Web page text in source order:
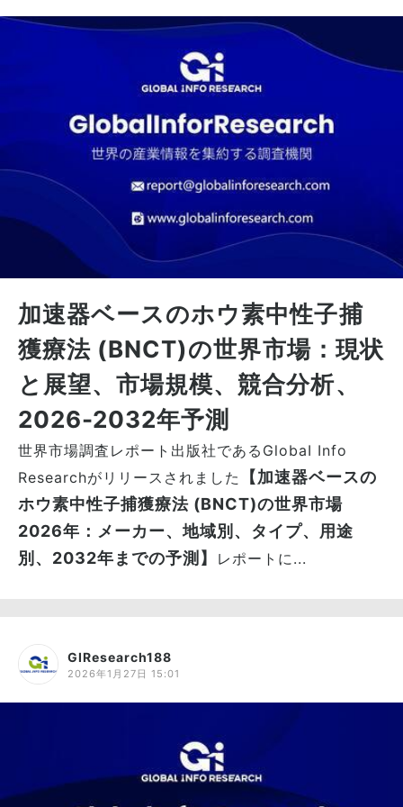
加速器ベースのホウ素中性子捕
獲療法 (BNCT)の世界市場：現状
と展望、市場規模、競合分析、
2026-2032年予測
世界市場調査レポート出版社であるGlobaI Info
Researchがリリースされました
【加速器ベースの
ホウ素中性子捕獲療法 (BNCT)の世界市場
2026年：メーカー、地域別、タイプ、用途
別、2032年までの予測】
レポートに...
GIResearch188
2026年1月27日 15:01